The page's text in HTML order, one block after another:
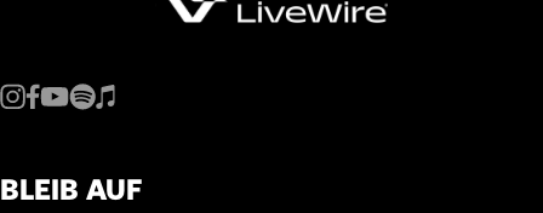
BLEIB AUF